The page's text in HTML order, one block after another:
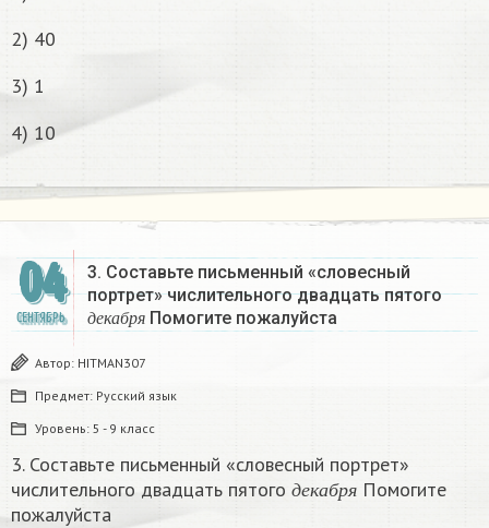
2) 40
3) 1
4) 10
04
СЕНТЯБРЬ
3. Составьте письменный «словесный
портрет» числительного двадцать пятого
д е ка б ря
декабря
Помогите пожалуйста
Автор: HITMAN307
Предмет: Русский язык
Уровень: 5 - 9 класс
3. Составьте письменный «словесный портрет»
числительного двадцать пятого
д е ка б ря
дек абря
Помогите
пожалуйста